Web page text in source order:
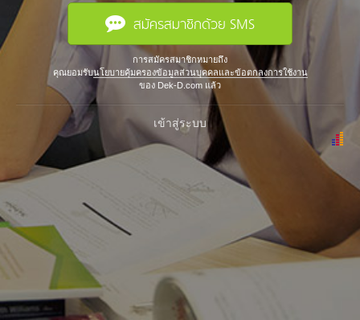
สมัครสมาชิกด้วย SMS
การสมัครสมาชิกหมายถึง
คุณยอมรับนโยบายคุ้มครองข้อมูลส่วนบุคคลและข้อตกลงการใช้งาน
ของ Dek-D.com แล้ว
เข้าสู่ระบบ